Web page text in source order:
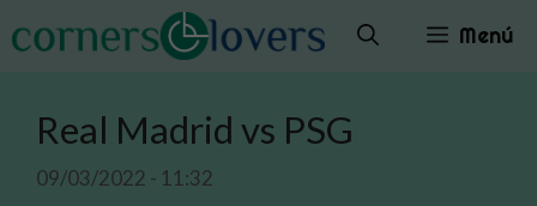
al
Menú
Real Madrid vs PSG
09/03/2022 - 11:32